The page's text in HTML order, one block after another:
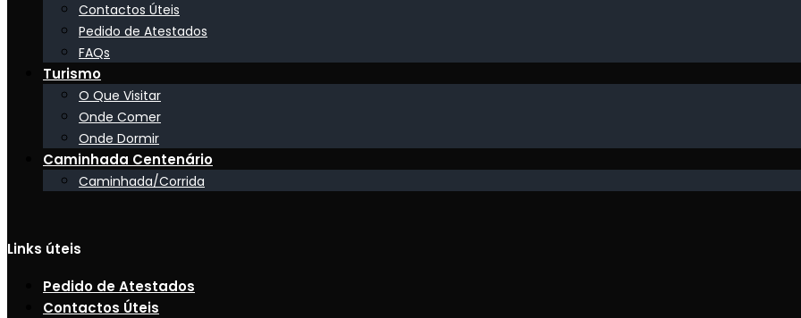
Contactos Úteis
Pedido de Atestados
FAQs
Turismo
O Que Visitar
Onde Comer
Onde Dormir
Caminhada Centenário
Caminhada/Corrida
Links úteis
Pedido de Atestados
Contactos Úteis